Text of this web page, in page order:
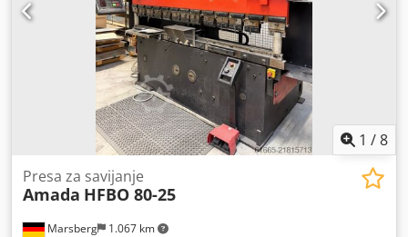
1 /8
Marsberg 1.067 km
Presa za savijanje
Amada HFBO 80-25